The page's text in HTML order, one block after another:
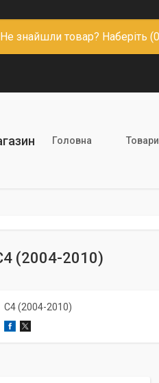
Не знайшли товар? Наберіть
Головна
(2004-2010)
С4 (2004-2010)